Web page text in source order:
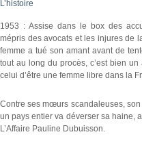
L’histoire
1953 : Assise dans le box des
mépris des avocats et les injures de
femme a tué son amant avant de
tout au long du procès, c’est bien
celui d’être une femme libre dans la
Contre ses mœurs scandaleuses,
un pays entier va déverser sa haine,
L’Affaire Pauline Dubuisson.